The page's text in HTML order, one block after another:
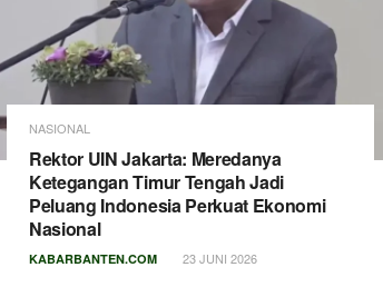
NASIONAL
Rektor UIN Jakarta: Meredanya
Ketegangan Timur Tengah Jadi
Peluang Indonesia Perkuat Ekonomi
Nasional
KABARBANTEN.COM 23 JUNI 2026